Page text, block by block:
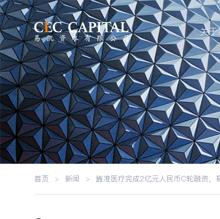
关
首页 > 新闻 > 旌准医疗完成2亿元人民币C轮融资，